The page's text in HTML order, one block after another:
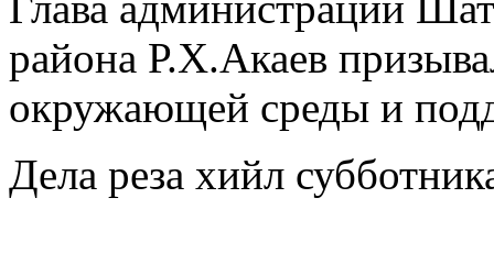
района Р.Х.Акаев
окружающей среды и
Дела реза хийл